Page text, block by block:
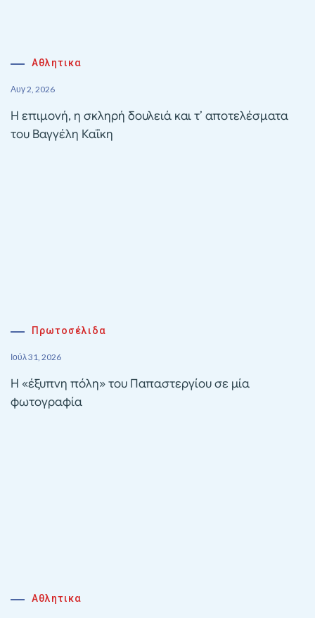
Αθλητικα
Αυγ 2, 2026
Η επιμονή, η σκληρή δουλειά και τ’ αποτελέσματα
του Βαγγέλη Καΐκη
Πρωτοσέλιδα
Ιούλ 31, 2026
Η «έξυπνη πόλη» του Παπαστεργίου σε μία
φωτογραφία
Αθλητικα